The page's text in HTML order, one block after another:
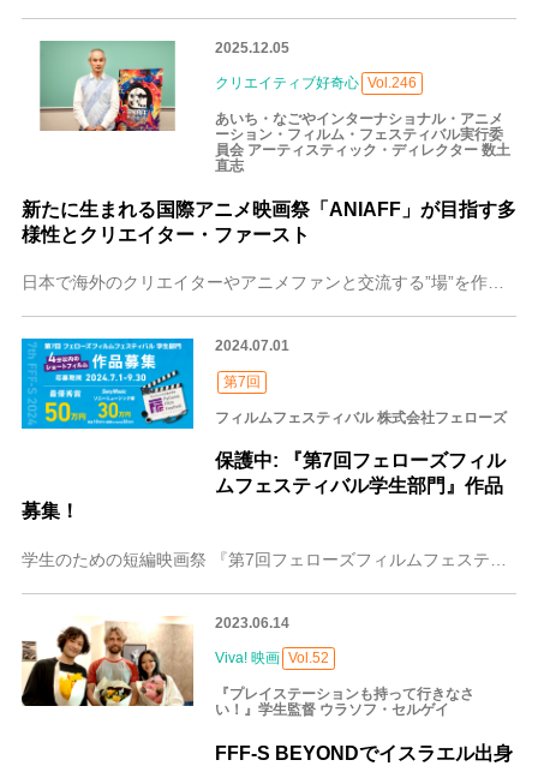
2025.12.05
クリエイティブ好奇心 Vol.246
あいち・なごやインターナショナル・アニメ
ーション・フィルム・フェスティバル実行委
員会 アーティスティック・ディレクター 数土
直志
新たに生まれる国際アニメ映画祭「ANIAFF」が目指す多
様性とクリエイター・ファースト
日本で海外のクリエイターやアニメファンと交流する”場”を作ろうと、新たな国際映画祭が始まります。「第1回あいち・なごやインターナショナル・アニメーション・フィル
2024.07.01
第7回
フィルムフェスティバル 株式会社フェローズ
保護中: 『第7回フェローズフィル
ムフェスティバル学生部門』作品
募集！
2023.06.14
Viva! 映画 Vol.52
『プレイステーションも持って行きなさ
い！』学生監督 ウラソフ・セルゲイ
FFF-S BEYONDでイスラエル出身